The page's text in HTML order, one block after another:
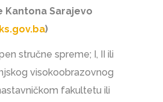
Kantona Sarajevo
)
stručne spreme; I, II ili
visokoobrazovnog
fakultetu ili